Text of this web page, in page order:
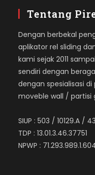
Tentang
Dengan berbekal
aplikator rel sliding
kami sejak 2011
sendiri dengan
dengan spesialisasi
moveble wall / partisi
SIUP : 503 / 10129.A /
TDP : 13.01.3.46.37751
NPWP :